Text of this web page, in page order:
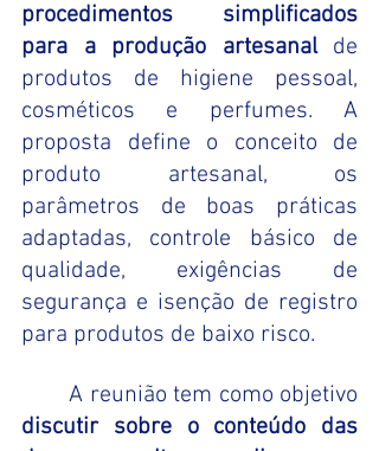
procedimentos simplificados
para a produção artesanal de
produtos de higiene pessoal,
cosméticos e perfumes. A
proposta define o conceito de
produto artesanal, os
parâmetros de boas práticas
adaptadas, controle básico de
qualidade, exigências de
segurança e isenção de registro
para produtos de baixo risco.
discutir sobre o conteúdo das